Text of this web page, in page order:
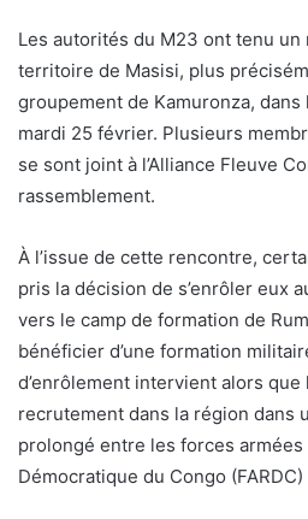
Les autorités du M23 ont tenu un
territoire de Masisi, plus
groupement de Kamuronza, dans
mardi 25 février. Plusieurs
se sont joint à l’Alliance Fleuve
rassemblement.
À l’issue de cette rencontre,
pris la décision de s’enrôler eux
vers le camp de formation de
bénéficier d’une formation
d’enrôlement intervient alors
recrutement dans la région dans
prolongé entre les forces armées
Démocratique du Congo